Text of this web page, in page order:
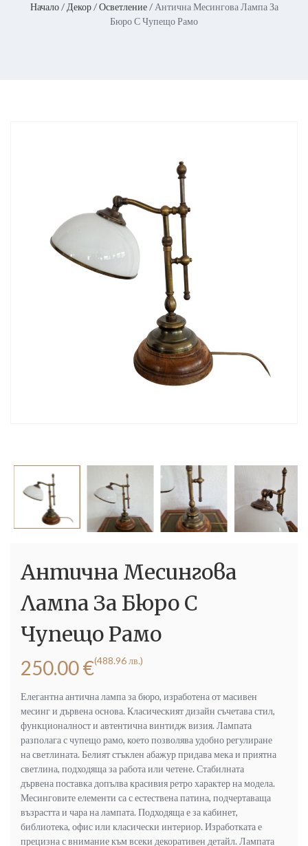
Начало/ Декор/Осветление/ Антична Месингова Лампа За
Бюро С Чупещо Рамо
Антична Месингова
Лампа За Бюро С
Чупещо Рамо
250.00€(488.96 лв.)
Елегантна антична лампа за бюро, изработена от масивен
месинг и дървена основа. Класическият дизайн съчетава стил,
функционалност и автентична винтидж визия. Лампата
разполага с чупещо рамо, което позволява удобно регулиране
на светлината. Белият стъклен абажур придава мека и приятна
светлина, подходяща за работа или четене. Стабилната
дървена поставка допълва красивия ретро характер на модела.
Месинговите елементи са с естествена патина, подчертаваща
възрастта и чара на лампата. Подходяща е за кабинет,
библиотека, офис или класически интериор. Изработката е
прецизна с внимание към всеки декоративен детайл. Лампата